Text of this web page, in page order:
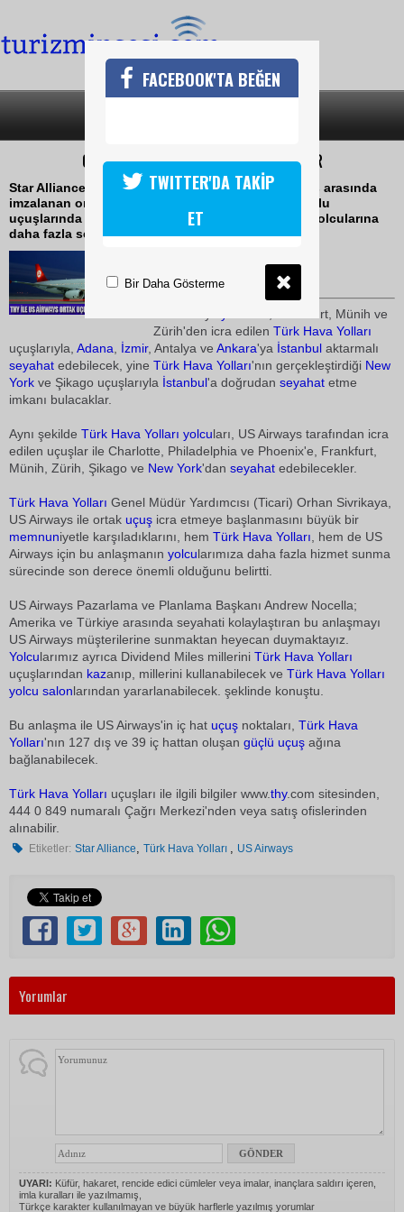
ORTAK UÇUŞLAR 1 EYLÜLDE BAŞLIYOR
Star Alliance üyesi Türk Hava Yolları ve US Airways arasında
imzalanan ortak uçuş anlaşmasıyla, her iki havayolu
uçuşlarında birbirilerinin kodlarını kullanacak ve yolcularına
daha fazla seçenek sunabilecek
TURİZMİN SESİ
ları, Frankfurt, Münih ve
Zürih'den icra edilen Türk Hava Yolları
uçuşlarıyla, Adana İzmir, Antalya ve Ankara'ya İstanbul aktarmalı
seyahat edebilecek, yine Türk Hava Yolları'nın gerçekleştirdiği New
York ve Şikago uçuşlarıyla İstanbul'a doğrudan seyahat etme
imkanı bulacaklar.
Aynı şekilde Türk Hava Yolları yolcuları, US Airways tarafından icra
edilen uçuşlar ile Charlotte, Philadelphia ve Phoenix'e, Frankfurt,
Münih, Zürih, Şikago ve New York'dan seyahat edebilecekler.
Türk Hava Yolları Genel Müdür Yardımcısı (Ticari) Orhan Sivrikaya,
US Airways ile ortak uçuş icra etmeye başlanmasını büyük bir
memnuniyetle karşıladıklarını, hem Türk Hava Yolları , hem de US
Airways için bu anlaşmanın yolcularımıza daha fazla hizmet sunma
sürecinde son derece önemli olduğunu belirtti.
US Airways Pazarlama ve Planlama Başkanı Andrew Nocella;
Amerika ve Türkiye arasında seyahati kolaylaştıran bu anlaşmayı
US Airways müşterilerine sunmaktan heyecan duymaktayız.
Yolcularımız ayrıca Dividend Miles millerini Türk Hava Yolları
uçuşlarından kazanıp, millerini kullanabilecek ve Türk Hava Yolları
yolcu salonlarından yararlanabilecek. şeklinde konuştu.
Bu anlaşma ile US Airways'in iç hat uçuş noktaları, Türk Hava
Yolları'nın 127 dış ve 39 iç hattan oluşan güçlü uçuş ağına
bağlanabilecek.
Türk Hava Yolları uçuşları ile ilgili bilgiler www.thy.com sitesinden,
444 0 849 numaralı Çağrı Merkezi'nden veya satış ofislerinden
alınabilir.
Etiketler: Star Alliance,Türk Hava Yolları , US Airways
Yorumlar
UYARI: Küfür, hakaret, rencide edici cümleler veya imalar, inançlara saldırı içeren,
imla kuralları ile yazılmamış,
Türkçe karakter kullanılmayan ve büyük harflerle yazılmış yorumlar
FACEBOOK'TA BEĞEN
TWITTER'DA TAKİP
ET
Bir Daha Gösterme